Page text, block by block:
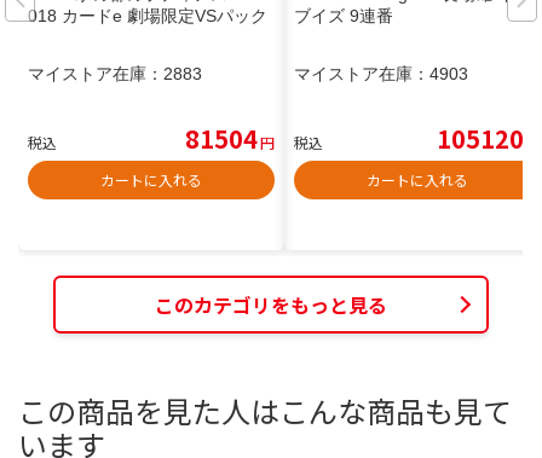
018 カードe 劇場限定VSパック
マイストア在庫： 2883
税込 81504円
カートに入れる
ブイズ 9連番
マイストア在庫： 4903
税込 105120
カートに入れる
このカテゴリをもっと見る
この商品を見た人はこんな商品も見て
います